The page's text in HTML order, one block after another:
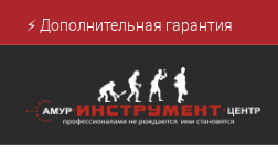
⚡ Дополнительная гарантия